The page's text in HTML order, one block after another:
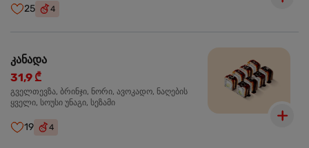
25 4
კანადა
31,9 ₾
გველთევზა, ბრინჯი, ნორი, ავოკადო, ნაღების
ყველი, სოუსი უნაგი, სეზამი
19 4